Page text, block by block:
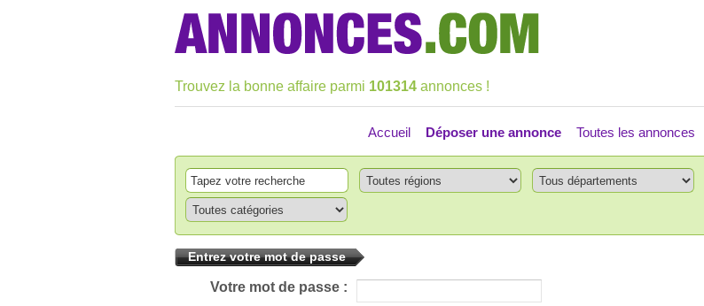
Trouvez la bonne affaire parmi 101314 annonces !
Accueil Déposer une annonce Toutes les annonces
Entrez votre mot de passe
Votre mot de passe :